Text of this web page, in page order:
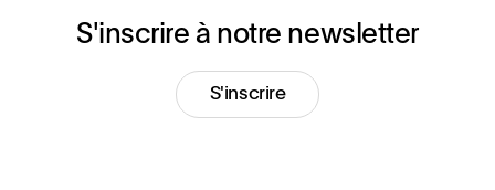
S'inscrire à notre newsletter
S'inscrire